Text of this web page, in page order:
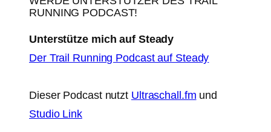
RUNNING PODCAST!
Unterstütze mich auf Steady
Der Trail Running Podcast auf Steady
Dieser Podcast nutzt Ultraschall.fm und
Studio Link